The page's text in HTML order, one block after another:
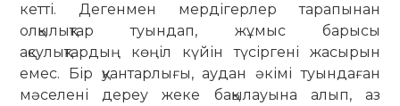
кетті. Дегенмен мердігерлер тарапынан
олқылықтар туындап, жұмыс барысы
ақсулықтардың көңіл күйін түсіргені жасырын
емес. Бір қуантарлығы, аудан әкімі туындаған
мәселені дереу жеке бақылауына алып, аз